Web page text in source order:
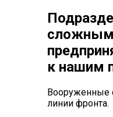
к нашим
Вооруженные
линии фронта.